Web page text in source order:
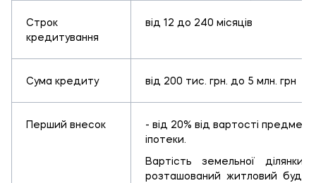
Строк
кредитування
від 12 до 240 місяців
Сума кредиту від 200 тис. грн. до 5 млн. грн
Перший внесок
- від 20% від вартості предмету
іпотеки.
Вартість земельної ділянки,
розташований житловий